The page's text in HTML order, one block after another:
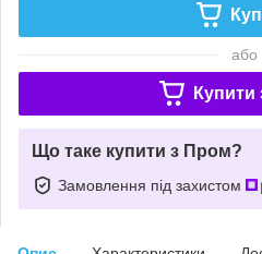
або
Купити
Що таке купити з Пром?
Замовлення під захистом